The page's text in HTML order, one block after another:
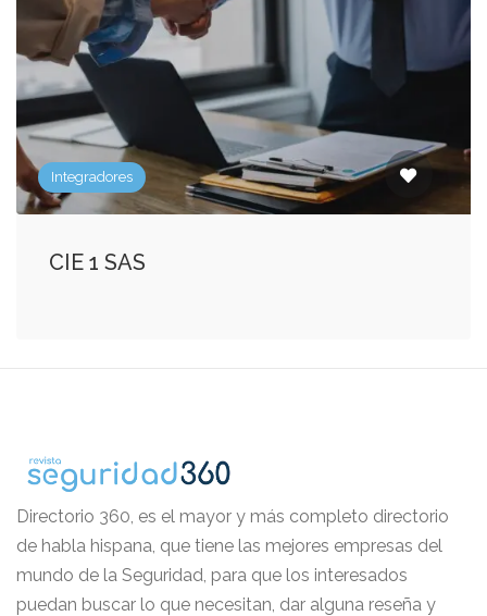
Integradores
CIE 1 SAS
Directorio 360, es el mayor y más completo directorio
de habla hispana, que tiene las mejores empresas del
mundo de la Seguridad, para que los interesados
puedan buscar lo que necesitan, dar alguna reseña y